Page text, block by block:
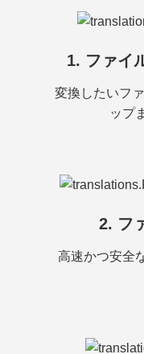
1. ファイ
変換したいフ
ップ
2. フ
高速かつ安全